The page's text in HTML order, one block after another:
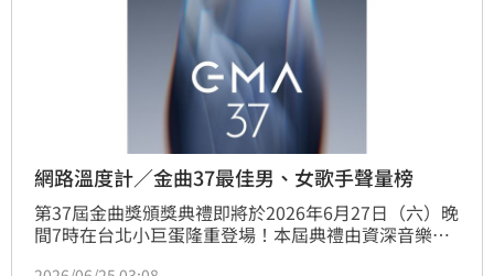
網路溫度計／金曲37最佳男、女歌手聲量榜
第37屆金曲獎頒獎典禮即將於2026年6月27日（六）晚
間7時在台北小巨蛋隆重登場！本屆典禮由資深音樂人